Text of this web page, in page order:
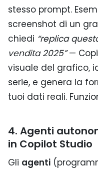
stesso prompt.
screenshot di un
chiedi “replica
vendita 2025”—
visuale del grafico,
serie, e genera la
tuoi dati reali.
4. Agenti
in Copilot Studio
Gli agenti